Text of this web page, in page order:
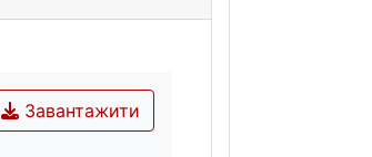
Завантажити